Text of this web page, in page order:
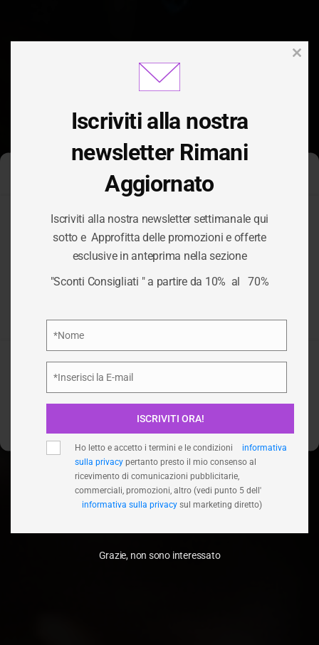
Gestisci Consenso Cookie
Per fornire le migliori esperienze, utilizziamo tecnologie come i
cookie per memorizzare e/o accedere alle informazioni del
dispositivo. Il consenso a queste tecnologie ci permetterà di
elaborare dati come il comportamento di navigazione o ID unici
Accetta
Nega
Visualizza le preferenze
TAG:CARNE
HOME/CARNE
Iscriviti alla nostra
newsletter Rimani
Aggiornato
Iscriviti alla nostra newsletter settimanale qui
sotto e Approfitta delle promozioni e offerte
esclusive in anteprima nella sezione
"Sconti Consigliati " a partire da 10% al 70%
*Nome
*Inserisci la E-mail
ISCRIVITI ORA!
Ho letto e accetto i termini e le condizioni
informativa
sulla privacy pertanto presto il mio consenso al
ricevimento di comunicazioni pubblicitarie,
commerciali, promozioni, altro (vedi punto 5 dell'
informativa sulla privacy sul marketing diretto)
Grazie, non sono interessato